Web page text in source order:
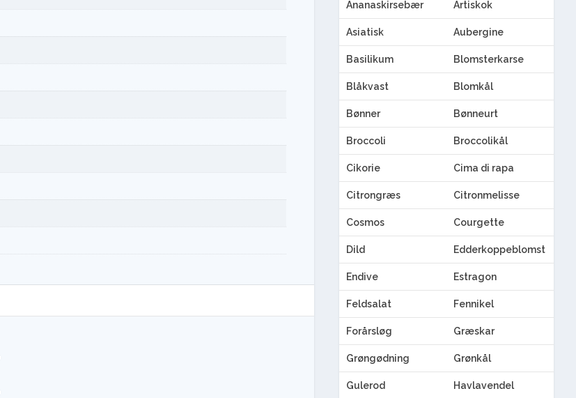
Ananaskirsebær Artiskok
Asiatisk Aubergine
Basilikum Blomsterkarse
Blåkvast Blomkål
Bønner Bønneurt
Broccoli Broccolikål
Cikorie Cima di rapa
Citrongræs Citronmelisse
Cosmos Courgette
Dild Edderkoppeblomst
Endive Estragon
Feldsalat Fennikel
Forårsløg Græskar
Grøngødning Grønkål
Gulerod Havlavendel